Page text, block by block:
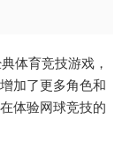
体育竞技游戏，
加了更多角色和
体验网球竞技的